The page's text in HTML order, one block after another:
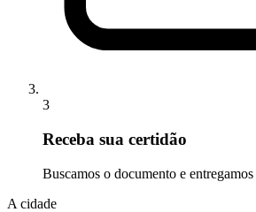
3
Receba sua certidão
Buscamos o documento e
A cidade